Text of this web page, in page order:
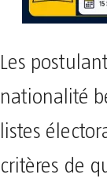
Les
nationalité
listes
critères de